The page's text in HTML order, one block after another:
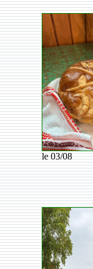
le 03/08